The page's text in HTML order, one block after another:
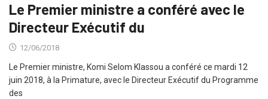
Le Premier ministre a conféré avec le
Directeur Exécutif du
12/06/2018
Le Premier ministre, Komi Selom Klassou a conféré ce mardi 12
juin 2018, à la Primature, avec le Directeur Exécutif du Programme
des